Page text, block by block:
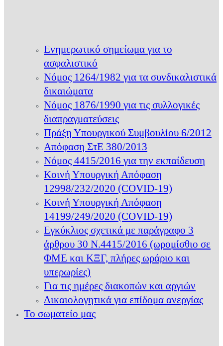
Ενημερωτικό σημείωμα για το
ασφαλιστικό
Νόμος 1264/1982 για τα συνδικαλιστικά
δικαιώματα
Νόμος 1876/1990 για τις συλλογικές
διαπραγματεύσεις
Πράξη Υπουργικού Συμβουλίου 6/2012
Απόφαση ΣτΕ 380/2013
Νόμος 4415/2016 για την εκπαίδευση
Κοινή Υπουργική Απόφαση
12998/232/2020 (COVID-19)
Κοινή Υπουργική Απόφαση
14199/249/2020 (COVID-19)
Εγκύκλιος σχετικά με παράγραφο 3
άρθρου 30 Ν.4415/2016 (ωρομίσθιο σε
ΦΜΕ και ΚΞΓ, πλήρες ωράριο και
υπερωρίες)
Για τις ημέρες διακοπών και αργιών
Δικαιολογητικά για επίδομα ανεργίας
Το σωματείο μας